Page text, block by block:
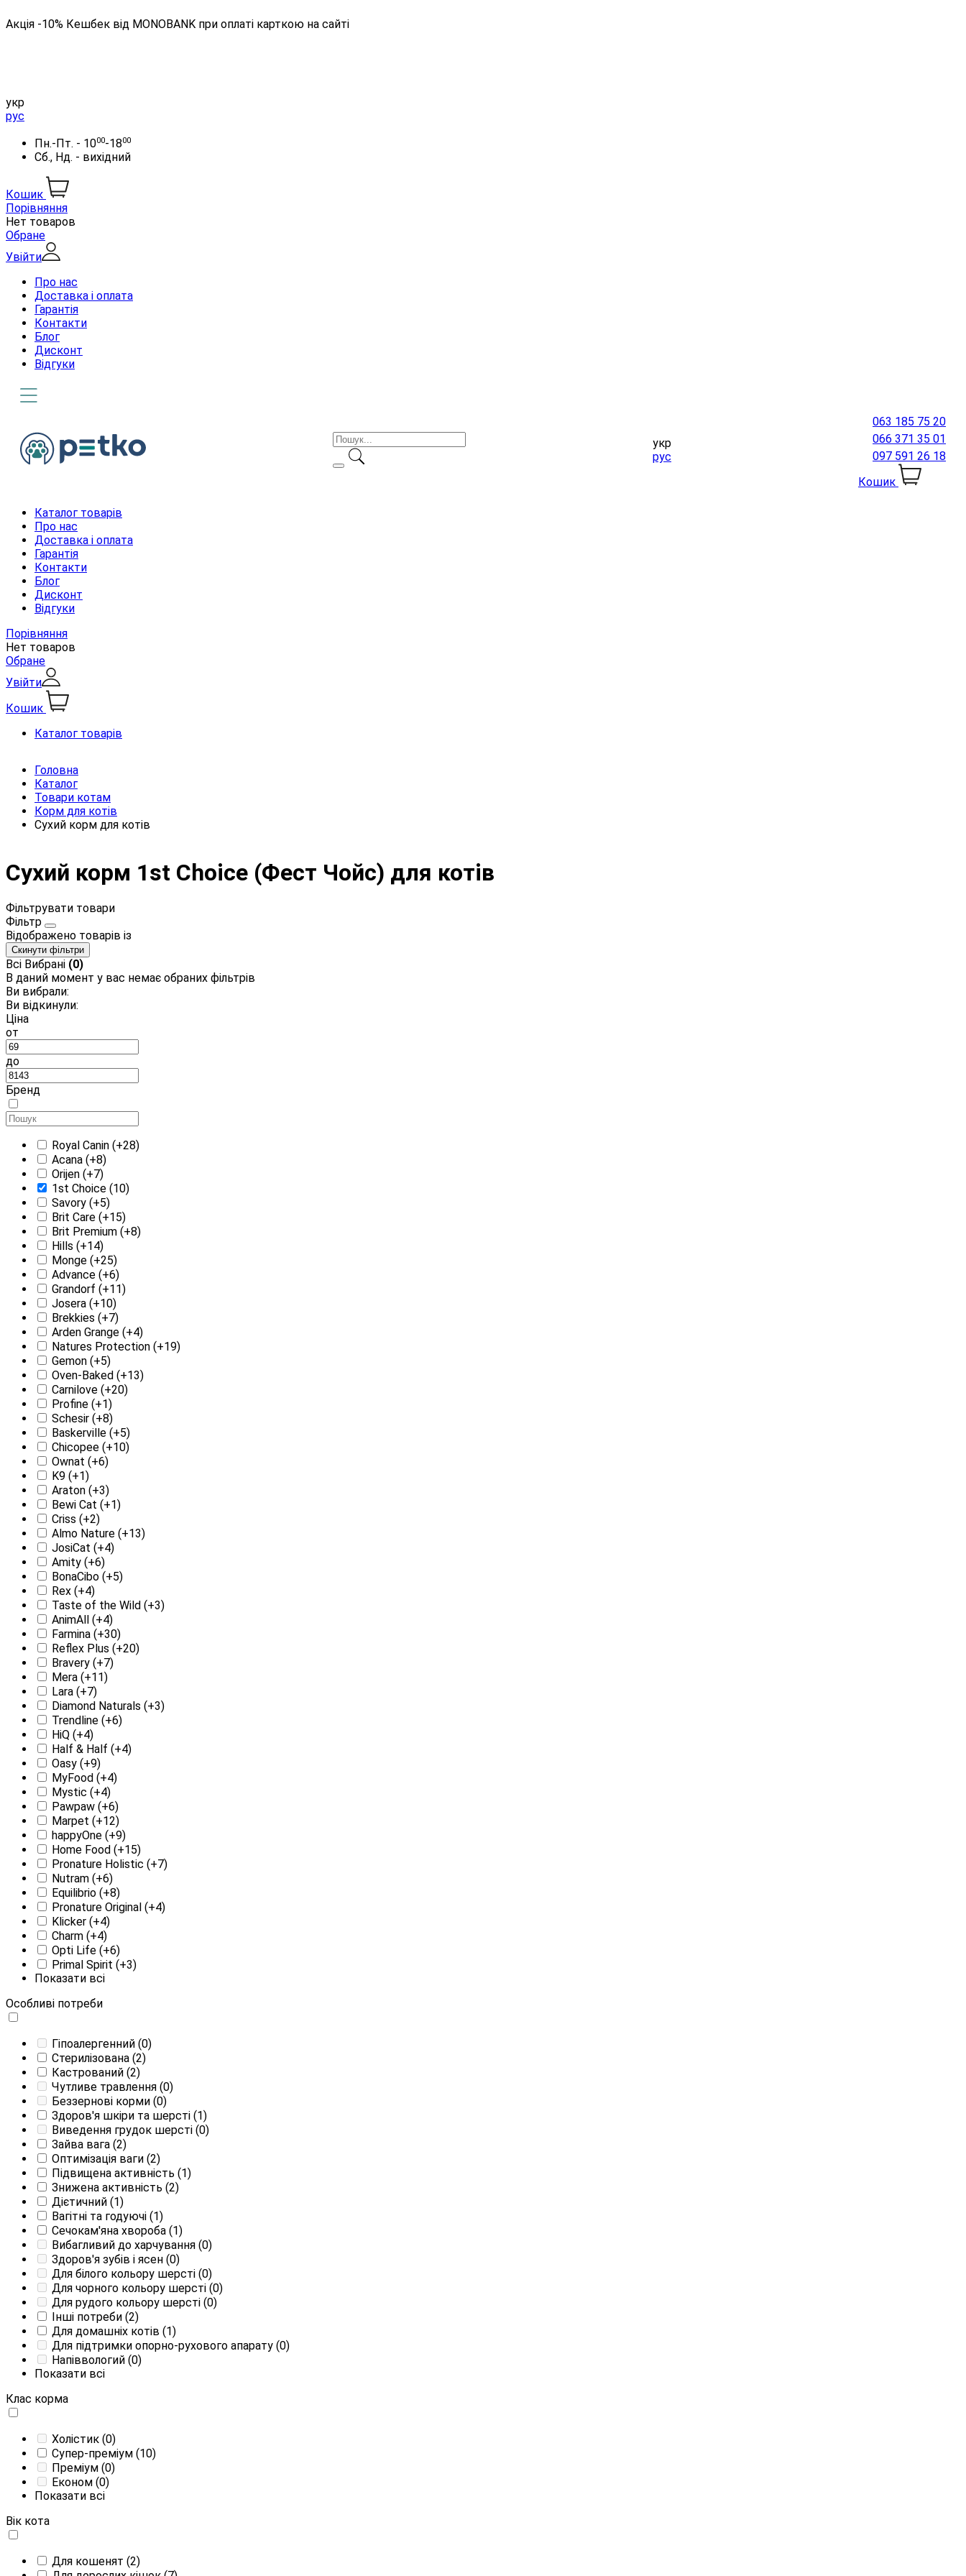
Акція -10% Кешбек від MONOBANK при оплаті карткою на сайті
укр
рус
Пн.-Пт. - 1000-1800
Сб., Нд. - вихідний
Кошик
Порівняння
Нет товаров
Обране
Увійти
Про нас
Доставка і оплата
Гарантія
Контакти
Блог
Дисконт
Відгуки
укр
рус
063 185 75 20
066 371 35 01
097 591 26 18
Кошик
Каталог товарів
Про нас
Доставка і оплата
Гарантія
Контакти
Блог
Дисконт
Відгуки
Порівняння
Нет товаров
Обране
Увійти
Кошик
Каталог товарів
Головна
Каталог
Товари котам
Корм для котів
Сухий корм для котів
Сухий корм 1st Choice (Фест Чойс) для котів
Фільтрувати товари
Фільтр
Відображено товарів із
Скинути фільтри
Всі Вибрані (0)
В даний момент у вас немає обраних фільтрів
Ви вибрали:
Ви відкинули:
Ціна
от
до
Бренд
Royal Canin (+28)
Acana (+8)
Orijen (+7)
1st Choice (10)
Savory (+5)
Brit Care (+15)
Brit Premium (+8)
Hills (+14)
Monge (+25)
Advance (+6)
Grandorf (+11)
Josera (+10)
Brekkies (+7)
Arden Grange (+4)
Natures Protection (+19)
Gemon (+5)
Oven-Baked (+13)
Carnilove (+20)
Profine (+1)
Schesir (+8)
Baskerville (+5)
Chicopee (+10)
Ownat (+6)
K9 (+1)
Araton (+3)
Bewi Cat (+1)
Criss (+2)
Almo Nature (+13)
JosiCat (+4)
Amity (+6)
BonaCibo (+5)
Rex (+4)
Taste of the Wild (+3)
AnimAll (+4)
Farmina (+30)
Reflex Plus (+20)
Bravery (+7)
Mera (+11)
Lara (+7)
Diamond Naturals (+3)
Trendline (+6)
HiQ (+4)
Half & Half (+4)
Oasy (+9)
MyFood (+4)
Mystic (+4)
Pawpaw (+6)
Marpet (+12)
happyOne (+9)
Home Food (+15)
Pronature Holistic (+7)
Nutram (+6)
Equilibrio (+8)
Pronature Original (+4)
Klicker (+4)
Charm (+4)
Opti Life (+6)
Primal Spirit (+3)
Показати всі
Особливі потреби
Гіпоалергенний (0)
Стерилізована (2)
Кастрований (2)
Чутливе травлення (0)
Беззернові корми (0)
Здоров'я шкіри та шерсті (1)
Виведення грудок шерсті (0)
Зайва вага (2)
Оптимізація ваги (2)
Підвищена активність (1)
Знижена активність (2)
Дієтичний (1)
Вагітні та годуючі (1)
Сечокам'яна хвороба (1)
Вибагливий до харчування (0)
Здоров'я зубів і ясен (0)
Для білого кольору шерсті (0)
Для чорного кольору шерсті (0)
Для рудого кольору шерсті (0)
Інші потреби (2)
Для домашніх котів (1)
Для підтримки опорно-рухового апарату (0)
Напіввологий (0)
Показати всі
Клас корма
Холістик (0)
Супер-преміум (10)
Преміум (0)
Економ (0)
Показати всі
Вік кота
Для кошенят (2)